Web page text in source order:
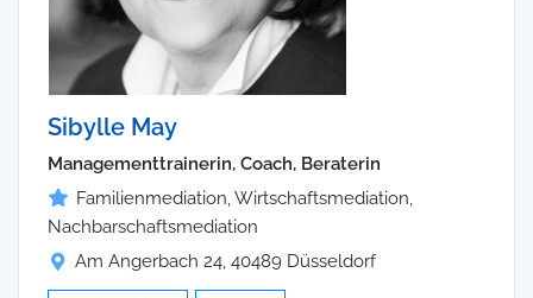
Sibylle May
Managementtrainerin, Coach, Beraterin
Familienmediation, Wirtschaftsmediation,
Nachbarschaftsmediation
Am Angerbach 24, 40489 Düsseldorf